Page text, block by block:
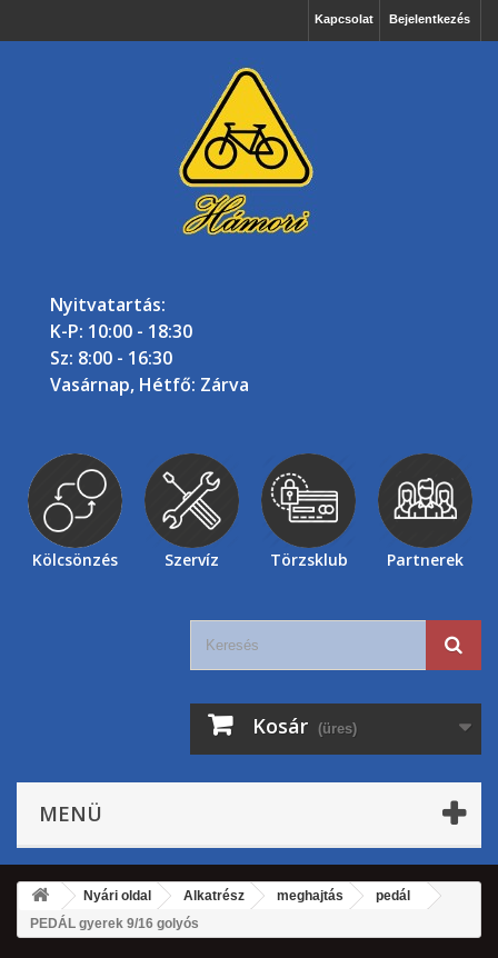
Bejelentkezés
Kapcsolat
Nyitvatartás:
K-P: 10:00 - 18:30
Sz: 8:00 - 16:30
Vasárnap, Hétfő: Zárva
Kölcsönzés Szervíz Törzsklub Partnerek
Kosár (üres)
MENÜ
Nyári oldal Alkatrész meghajtás
pedál
PEDÁL gyerek 9/16 golyós